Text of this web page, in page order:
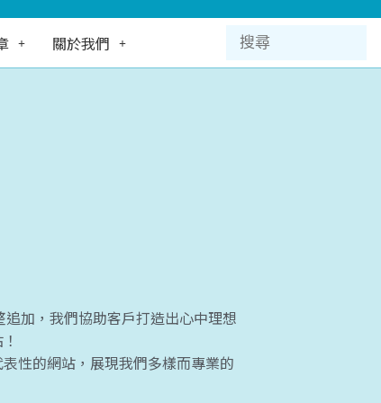
關於我們
加，我們協助客戶打造出心中理想
性的網站，展現我們多樣而專業的